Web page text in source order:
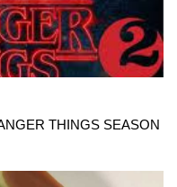
THINGS SEASON